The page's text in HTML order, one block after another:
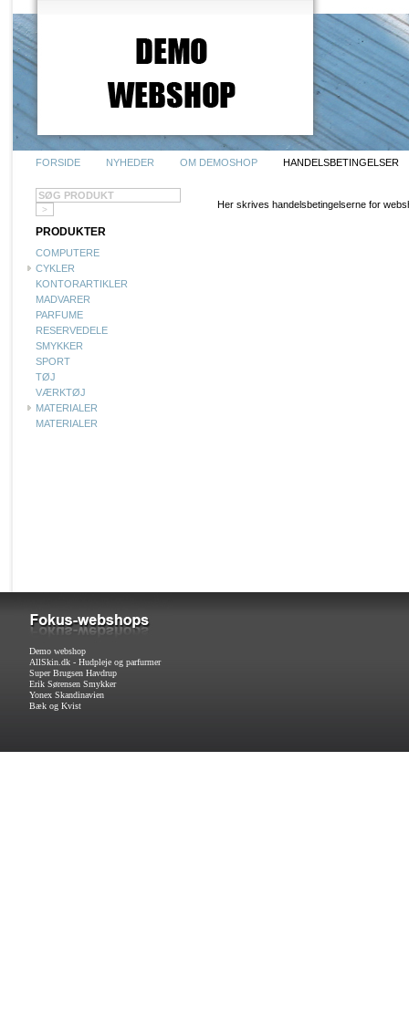
FORSIDE NYHEDER OM DEMOSHOP HANDELSBETINGELSER
PRODUKTER
COMPUTERE
CYKLER
KONTORARTIKLER
MADVARER
PARFUME
RESERVEDELE
SMYKKER
SPORT
TØJ
VÆRKTØJ
MATERIALER
MATERIALER
Her skrives handelsbetingelserne for
Demo webshop
AllSkin.dk - Hudpleje og parfurmer
Super Brugsen Havdrup
Erik Sørensen Smykker
Yonex Skandinavien
Bæk og Kvist